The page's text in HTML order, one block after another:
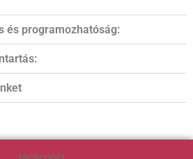
és programozhatóság: